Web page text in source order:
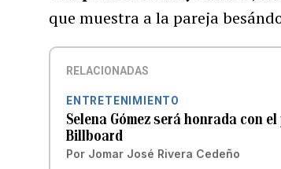
que muestra a la pareja
RELACIONADAS
ENTRETENIMIENTO
Selena Gómez será honrada con
Billboard
Por Jomar José Rivera Cedeño